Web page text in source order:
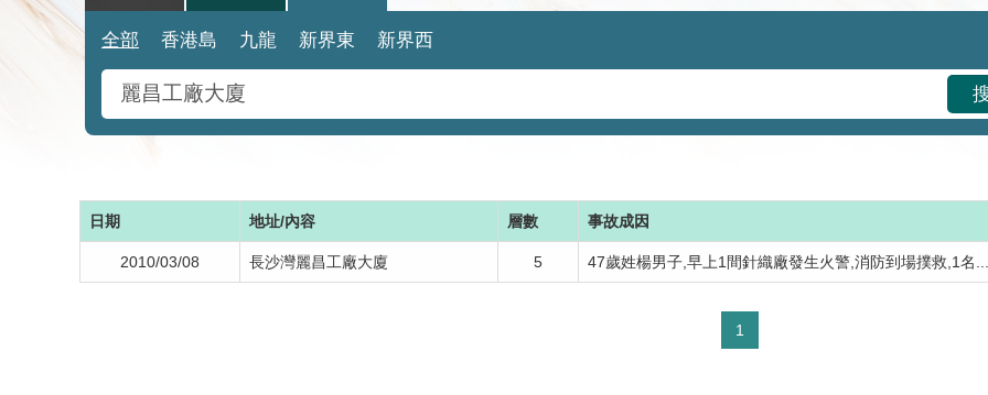
全部 香港島 九龍 新界東 新界西
日期 地址/內容 層數 事故成因
2010/03/08 長沙灣麗昌工廠大廈 5 47歲姓楊男子,早上1間針織廠發生火警,消防到場撲救,1名...
1